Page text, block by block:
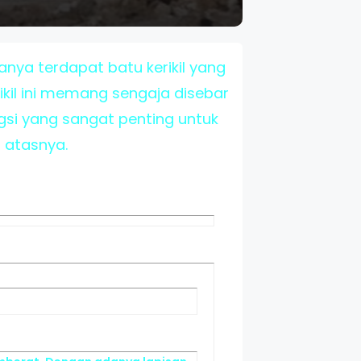
terdapat batu kerikil yang
ini memang sengaja disebar
yang sangat penting untuk
atasnya.